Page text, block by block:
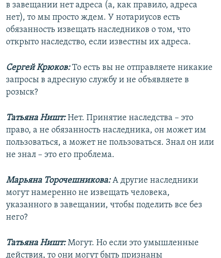
в завещании нет адреса (а, как правило, адреса
нет), то мы просто ждем. У нотариусов есть
обязанность извещать наследников о том, что
открыто наследство, если известны их адреса.
Сергей Крюков:То есть вы не отправляете никакие
запросы в адресную службу и не объявляете в
розыск?
Татьяна Ништ:Нет. Принятие наследства – это
право, а не обязанность наследника, он может им
пользоваться, а может не пользоваться. Знал он или
не знал – это его проблема.
Марьяна Торочешникова:А другие наследники
могут намеренно не извещать человека,
указанного в завещании, чтобы поделить все без
него?
Татьяна Ништ:Могут. Но если это умышленные
действия, то они могут быть признаны